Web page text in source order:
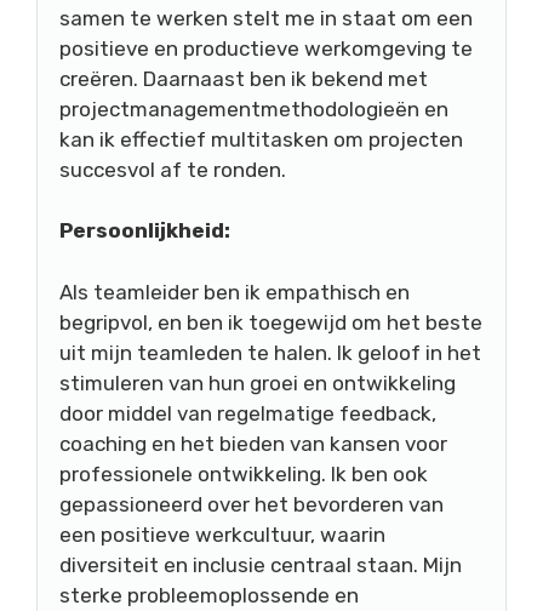
samen te werken stelt me in staat om een
positieve en productieve werkomgeving te
creëren. Daarnaast ben ik bekend met
projectmanagementmethodologieën en
kan ik effectief multitasken om projecten
succesvol af te ronden.
Persoonlijkheid:
Als teamleider ben ik empathisch en
begripvol, en ben ik toegewijd om het beste
uit mijn teamleden te halen. Ik geloof in het
stimuleren van hun groei en ontwikkeling
door middel van regelmatige feedback,
coaching en het bieden van kansen voor
professionele ontwikkeling. Ik ben ook
gepassioneerd over het bevorderen van
een positieve werkcultuur, waarin
diversiteit en inclusie centraal staan. Mijn
sterke probleemoplossende en